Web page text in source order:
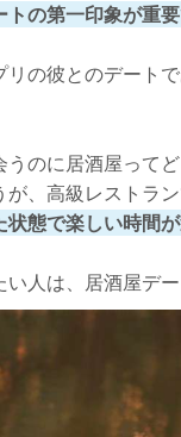
の第一印象が重
の彼とのデート
のに居酒屋って
、高級レストラン
態で楽しい時間
人は、居酒屋デー